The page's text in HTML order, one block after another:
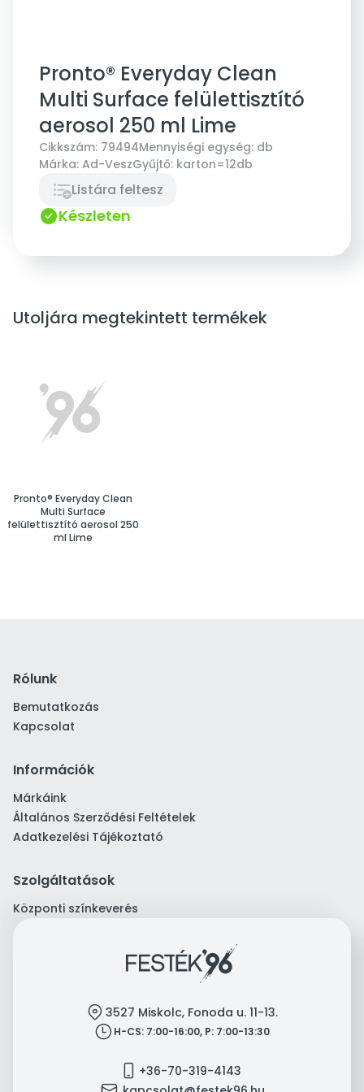
Pronto® Everyday Clean
Multi Surface felülettisztító
aerosol 250 ml Lime
Cikkszám: 79494Mennyiségi egység: db
Márka: Ad-VeszGyűjtő: karton=12db
Listára feltesz
Készleten
Utoljára megtekintett termékek
Pronto® Everyday Clean
Multi Surface
felülettisztító aerosol 250
ml Lime
Rólunk
Bemutatkozás
Kapcsolat
Információk
Márkáink
Általános Szerződési Feltételek
Adatkezelési Tájékoztató
Szolgáltatások
Központi színkeverés
location 3527 Miskolc, Fonoda u. 11-13.
clock H-CS: 7:00-16:00, P: 7:00-13:30
mobile +36-70-319-4143